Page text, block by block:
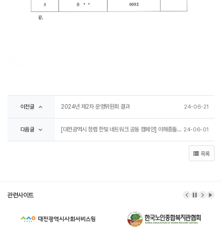
이전글 2024년 제2차 운영위원회 결과 24-06-21
다음글 [대전광역시 청렴 한빛 네트워크 공동 캠페인] 이해충돌방지법 바로알기 24-06-01
목록
관련사이트 이전 배너
배너 정
다음
배